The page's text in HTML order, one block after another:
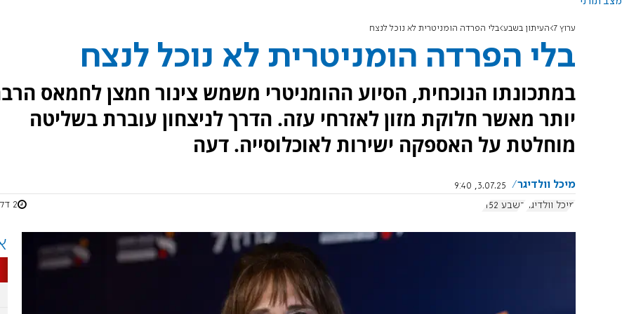
ערוץ 7 העיתון בשבע בלי הפרדה הומניטרית לא נוכל לנצח
בלי הפרדה הומניטרית לא נוכל לנצח
במתכונתו הנוכחית, הסיוע ההומניטרי משמש צינור חמצן לחמאס
יותר מאשר חלוקת מזון לאזרחי עזה. הדרך לניצחון עוברת בשליטה
מוחלטת על האספקה ישירות לאוכלוסייה. דעה
מיכל וולדיגר
3.07.25, 9:40
מיכל וולדיגר בשבע 1152 2 דקות